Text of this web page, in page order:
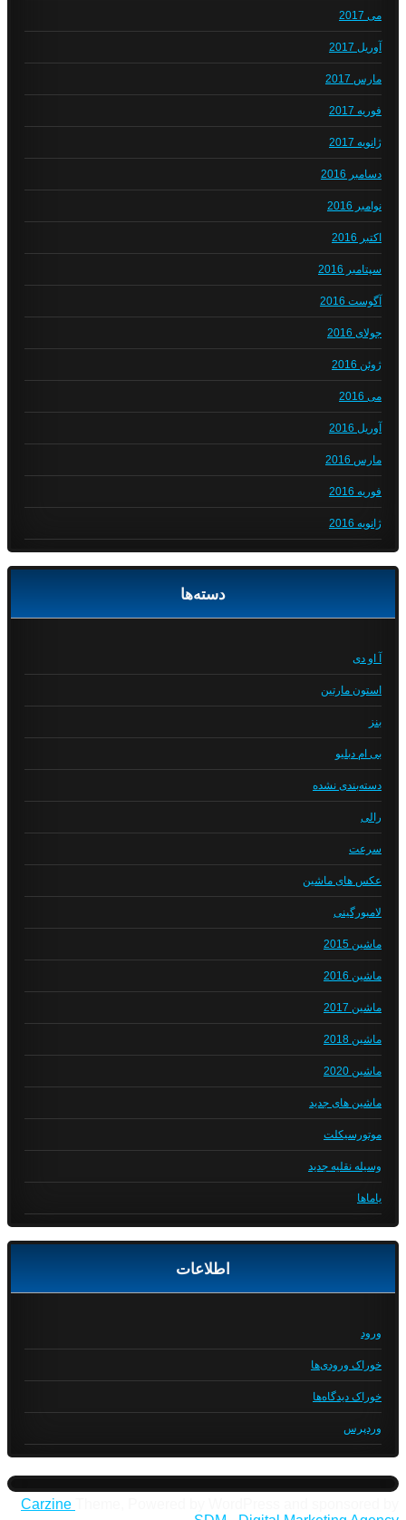
می 2017
آوریل 2017
مارس 2017
فوریه 2017
ژانویه 2017
دسامبر 2016
نوامبر 2016
اکتبر 2016
سپتامبر 2016
آگوست 2016
جولای 2016
ژوئن 2016
می 2016
آوریل 2016
مارس 2016
فوریه 2016
ژانویه 2016
دسته‌ها
آ او دی
استون مارتین
بنز
بی ام دبلیو
دسته‌بندی نشده
رالی
سرعت
عکس های ماشین
لامبورگینی
ماشین 2015
ماشین 2016
ماشین 2017
ماشین 2018
ماشین 2020
ماشین های جدید
موتورسیکلت
وسیله نقلیه جدید
یاماها
اطلاعات
ورود
خوراک ورودی‌ها
خوراک دیدگاه‌ها
وردپرس
Carzine